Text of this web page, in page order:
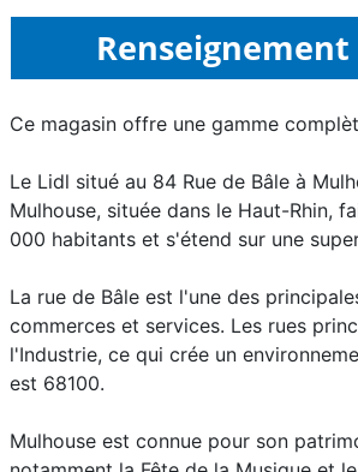
Ce magasin offre une gamme
Le Lidl situé au 84 Rue de Bâle à
Mulhouse, située dans le Haut-Rhin,
000 habitants et s'étend sur une
La rue de Bâle est l'une des
commerces et services. Les rues
l'Industrie, ce qui crée un
est 68100.
Mulhouse est connue pour son